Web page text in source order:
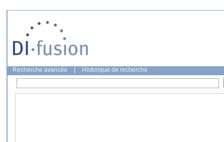
Recherche avancée Historique de recherche